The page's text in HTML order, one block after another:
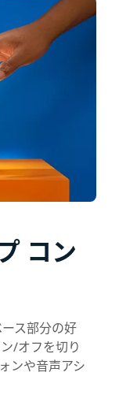
コン
ス部分の好
/オフを切り
ンや音声アシ